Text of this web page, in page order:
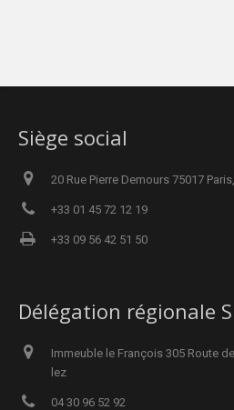
Siège social
20 Rue Pierre Demours 75017
+33 01 45 72 12 19
+33 09 56 42 51 50
Délégation régionale
Immeuble le François 305 Route
lez
04 30 96 52 92